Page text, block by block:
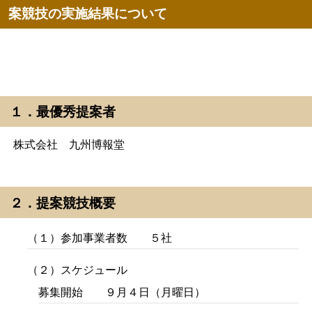
案競技の実施結果について
１．最優秀提案者
株式会社 九州博報堂
２．提案競技概要
（１）参加事業者数 ５社
（２）スケジュール
募集開始 ９月４日（月曜日）